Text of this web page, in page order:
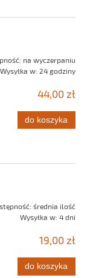
na wyczerpaniu
Wysyłka w: 24 godziny
44,00 zł
do koszyka
średnia ilość
Wysyłka w: 4 dni
19,00 zł
do koszyka